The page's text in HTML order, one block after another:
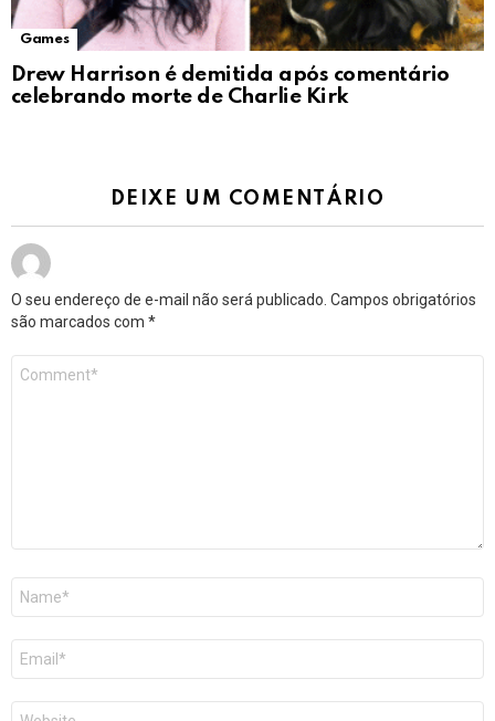
Games
Drew Harrison é demitida após comentário
celebrando morte de Charlie Kirk
DEIXE UM COMENTÁRIO
O seu endereço de e-mail não será publicado. Campos obrigatórios
são marcados com *
mail
*